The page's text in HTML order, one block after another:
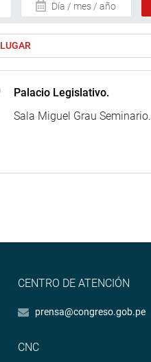
Día / mes / año
LUGAR
Palacio Legislativo.
Sala Miguel Grau Seminario.
CENTRO DE ATENCIÓN
prensa@congreso.gob.pe
CNC